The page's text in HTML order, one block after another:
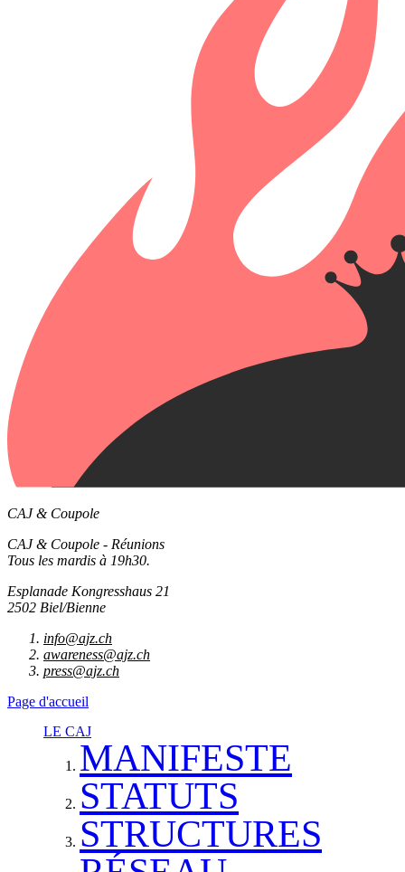
CAJ & Coupole
CAJ & Coupole - Réunions
Tous les mardis à 19h30.
Esplanade Kongresshaus 21
2502 Biel/Bienne
info@ajz.ch
awareness@ajz.ch
press@ajz.ch
Page d'accueil
LE CAJ
MANIFESTE
STATUTS
STRUCTURES